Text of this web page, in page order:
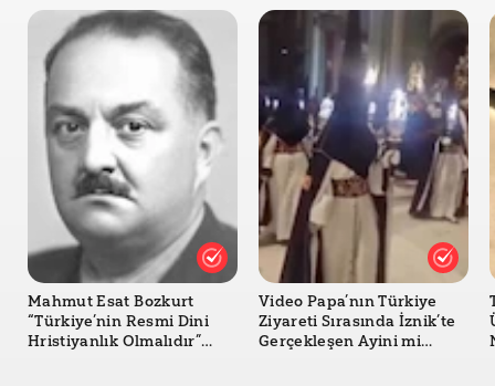
Mahmut Esat Bozkurt
“Türkiye’nin Resmi Dini
Hristiyanlık Olmalıdır”
Video Papa’nın Türkiye
Ziyareti Sırasında İznik’te
Gerçekleşen Ayini mi